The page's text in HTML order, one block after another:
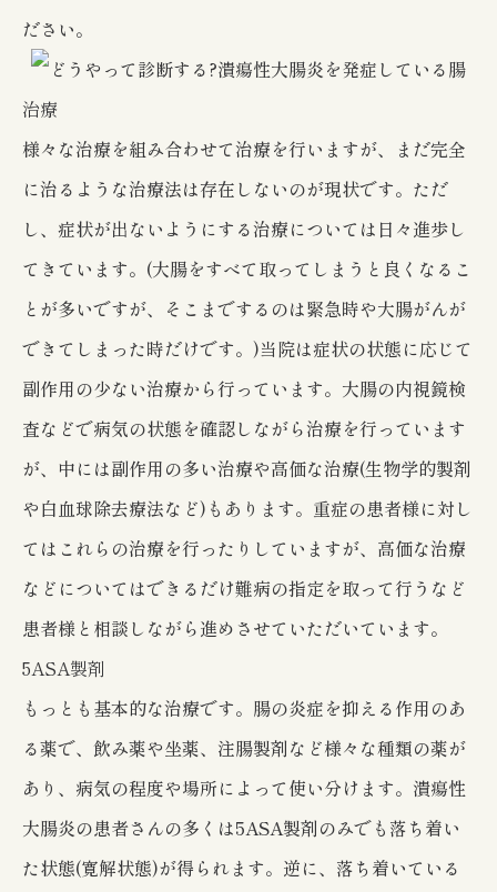
ださい。
潰瘍性大腸炎を発症している腸
治療
様々な治療を組み合わせて治療を行いますが、まだ完全
に治るような治療法は存在しないのが現状です。ただ
し、症状が出ないようにする治療については日々進歩し
てきています。(大腸をすべて取ってしまうと良くなるこ
とが多いですが、そこまでするのは緊急時や大腸がんが
できてしまった時だけです。)当院は症状の状態に応じて
副作用の少ない治療から行っています。大腸の内視鏡検
査などで病気の状態を確認しながら治療を行っています
が、中には副作用の多い治療や高価な治療(生物学的製剤
や白血球除去療法など)もあります。重症の患者様に対し
てはこれらの治療を行ったりしていますが、高価な治療
などについてはできるだけ難病の指定を取って行うなど
患者様と相談しながら進めさせていただいています。
5ASA製剤
もっとも基本的な治療です。腸の炎症を抑える作用のあ
る薬で、飲み薬や坐薬、注腸製剤など様々な種類の薬が
あり、病気の程度や場所によって使い分けます。潰瘍性
大腸炎の患者さんの多くは5ASA製剤のみでも落ち着い
た状態(寛解状態)が得られます。逆に、落ち着いている